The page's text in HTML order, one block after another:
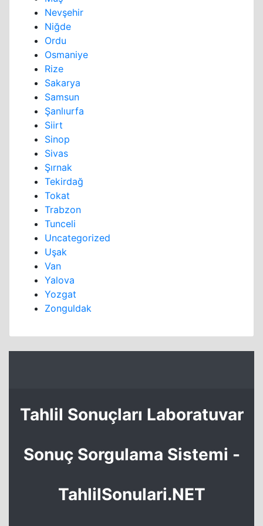
Nevşehir
Niğde
Ordu
Osmaniye
Rize
Sakarya
Samsun
Şanlıurfa
Siirt
Sinop
Sivas
Şırnak
Tekirdağ
Tokat
Trabzon
Tunceli
Uncategorized
Uşak
Van
Yalova
Yozgat
Zonguldak
Tahlil Sonuçları Laboratuvar
Sonuç Sorgulama Sistemi -
TahlilSonulari.NET